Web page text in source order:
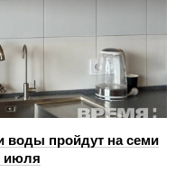
воды пройдут на семи
июля